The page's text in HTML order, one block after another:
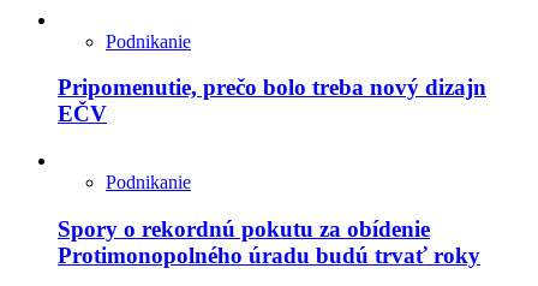
Podnikanie
Pripomenutie, prečo bolo treba nový dizajn
EČV
Podnikanie
Spory o rekordnú pokutu za obídenie
Protimonopolného úradu budú trvať roky